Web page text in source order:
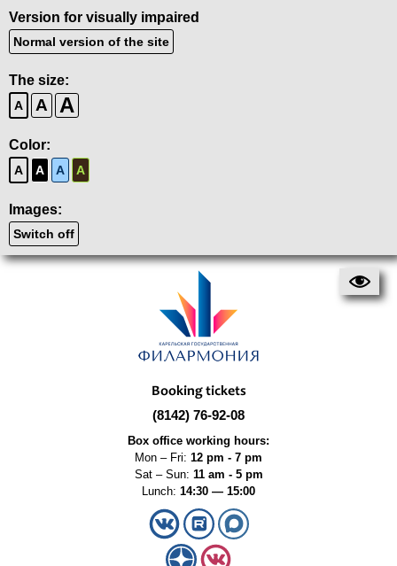
Version for visually impaired
Normal version of the site
The size:
A A A
Color:
A A A A
Images:
Switch off
Booking tickets
(8142) 76-92-08
Box office working hours:
Mon – Fri: 12 pm - 7 pm
Sat – Sun: 11 am - 5 pm
Lunch: 14:30 — 15:00